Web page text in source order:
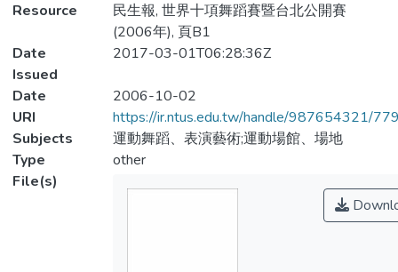
Resource
民生報, 世界十項舞蹈賽暨台北公開賽
(2006年), 頁B1
Date
Issued
2017-03-01T06:28:36Z
Date
2006-10-02
URI
https://ir.ntus.edu.tw/handle/987654321/
Subjects
運動舞蹈、表演藝術;運動場館、場地
Type
other
File(s)